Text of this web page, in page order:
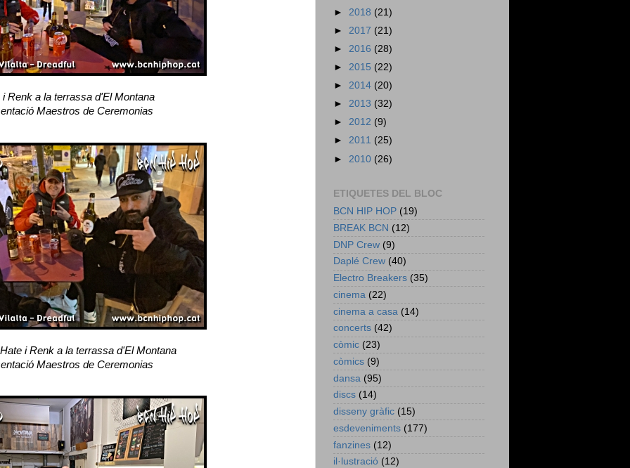
i Renk a la terrassa d'El Montana
Maestros de Ceremonias
i Renk a la terrassa d'El Montana
Maestros de Ceremonias
► 2018 (21)
► 2017 (21)
► 2016 (28)
► 2015 (22)
► 2014 (20)
► 2013 (32)
► 2012 (9)
► 2011 (25)
► 2010 (26)
ETIQUETES DEL BLOC
BCN HIP HOP (19)
BREAK BCN (12)
DNP Crew (9)
Daplé Crew (40)
Electro Breakers (35)
cinema (22)
cinema a casa (14)
concerts (42)
còmic (23)
còmics (9)
dansa (95)
discs (14)
disseny gràfic (15)
esdeveniments (177)
fanzines (12)
il·lustració (12)